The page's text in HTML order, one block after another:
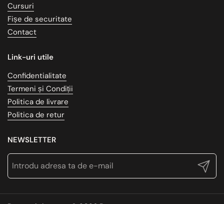
Cursuri
Fișe de securitate
Contact
Link-uri utile
Confidentialitate
Termeni și Condiții
Politica de livrare
Politica de retur
NEWSLETTER